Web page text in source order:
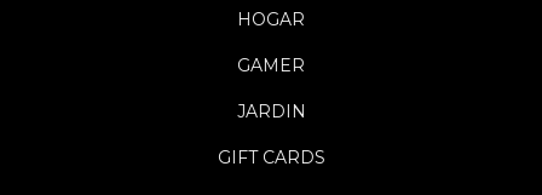
HOGAR
GAMER
JARDIN
GIFT CARDS